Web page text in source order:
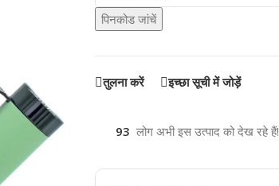
पिनकोड जांचें
तुलना करें इच्छा सूची में जोड़ें
93 लोग अभी इस उत्पाद को देख रहे हैं!